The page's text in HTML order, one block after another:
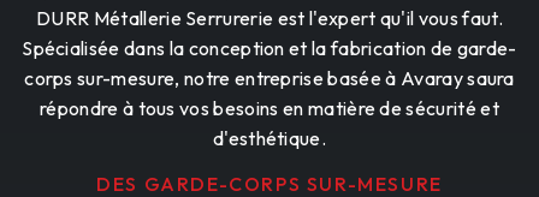
DURR Métallerie Serrurerie est l'expert qu'il vous faut.
Spécialisée dans la conception et la fabrication de garde-
corps sur-mesure, notre entreprise basée à Avaray saura
répondre à tous vos besoins en matière de sécurité et
d'esthétique.
DES GARDE-CORPS SUR-MESURE